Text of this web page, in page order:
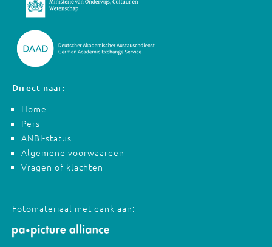
Direct naar:
Home
Pers
ANBI-status
Algemene voorwaarden
Vragen of klachten
Fotomateriaal met dank aan: